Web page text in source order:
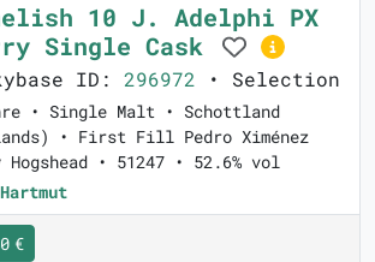
10 J. Adelphi PX
Single Cask
ID: 296972 • Selection
• Single Malt • Schottland
• First Fill Pedro Ximénez
Hogshead • 51247 • 52.6% vol
Hartmut
€